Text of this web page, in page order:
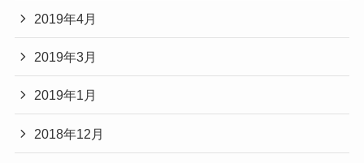
2019年4月
2019年3月
2019年1月
2018年12月